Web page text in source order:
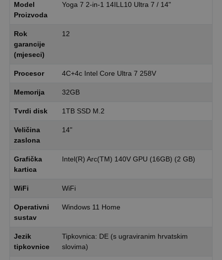
Model
Proizvoda
Yoga 7 2-in-1 14ILL10 Ultra 7 / 14"
Rok
garancije
(mjeseci)
12
Procesor 4C+4c Intel Core Ultra 7 258V
Memorija 32GB
Tvrdi disk 1TB SSD M.2
Veličina
zaslona
14"
Grafička
kartica
Intel(R) Arc(TM) 140V GPU (16GB) (2 GB)
WiFi WiFi
Operativni
sustav
Windows 11 Home
Jezik
tipkovnice
Tipkovnica: DE (s ugraviranim hrvatskim
slovima)